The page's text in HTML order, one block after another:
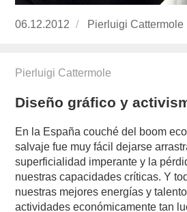
Publicado
06.12.2012
https://
Pierluigi Cattermole
Pierluigi Cattermole
Diseño gráfico y
En la España couché del boom
salvaje fue muy fácil dejarse
superfi­cialidad imperante y la
nuestras capacidades críticas. Y
nuestras mejores energías y
actividades económicamente tan